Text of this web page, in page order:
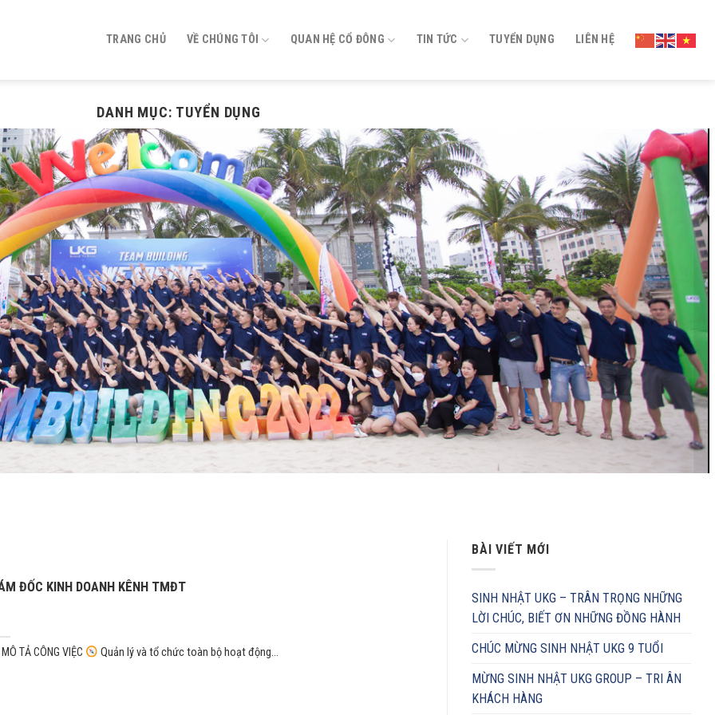
TRANG CHỦ VỀ CHÚNG TÔI QUAN HỆ CỔ ĐÔNG TIN TỨC TUYỂN DỤNG LIÊN HỆ
DANH MỤC: TUYỂN DỤNG
ĐỐC KINH DOANH KÊNH TMĐT
TẢ CÔNG VIỆC Quản lý và tổ chức toàn bộ hoạt động...
BÀI VIẾT MỚI
SINH NHẬT UKG – TRÂN TRỌNG NHỮNG
LỜI CHÚC, BIẾT ƠN NHỮNG ĐỒNG HÀNH
CHÚC MỪNG SINH NHẬT UKG 9 TUỔI
MỪNG SINH NHẬT UKG GROUP – TRI ÂN
KHÁCH HÀNG